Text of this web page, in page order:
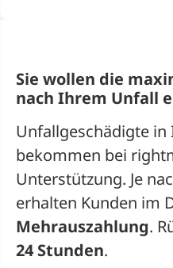
Sie wollen die
nach Ihrem Unfall
Unfallgeschädigte
bekommen bei
Unterstützung. Je
erhalten Kunden im
Mehrauszahlung.
24 Stunden.